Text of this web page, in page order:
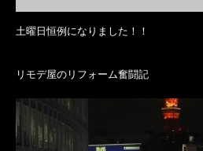
土曜日恒例になりました！！
リモデ屋のリフォーム奮闘記